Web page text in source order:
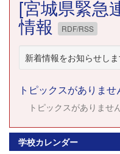
23:00
[宮城県緊急
情報 RDF/RSS
新着情報をお知らせしま
トピックスがありませ
トピックスがありません
学校カレンダー